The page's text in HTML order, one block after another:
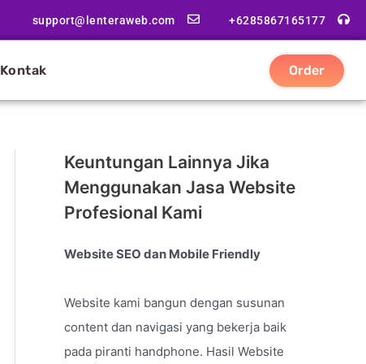
support@lenteraweb.com +6285867165177
Kontak Order
Keuntungan Lainnya Jika
Menggunakan Jasa Website
Profesional Kami
Website SEO dan Mobile Friendly
Website kami bangun dengan susunan
content dan navigasi yang bekerja baik
pada piranti handphone. Hasil Website